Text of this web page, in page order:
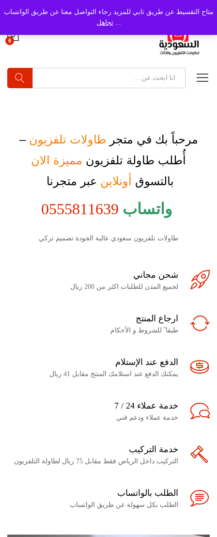
متاح التقسيط عن طريق تابي للمزيد رجاء التواصل معنا عن طريق الواتساب
...تجاهل
0
مرحباً بك في متجر طاولات تلفزيون –
أُطلب طاولة تلفزيون مميزة الان
بالتسوق أونلاين عبر متجرنا
واتساب
طاولات تلفزيون سعودي عالية الجودة تصميم تركي
شحن مجاني
لجميع المدن للطلبات اكثر من 200 ريال
ارجاع المنتج
طبقا ً للشروط و الأحكام
الدفع عند الإستلام
يمكنك الدفع عند استلامك المنتج مقابل 41 ريال
خدمة عملاء 24 / 7
خدمة عملاء ودعم فني
خدمة التركيب
التركيب داخل الرياض فقط مقابل 75 ريال لطاولة التلفزيون
الطلب بالواتساب
الطلب بكل سهولة عن طريق الواتساب